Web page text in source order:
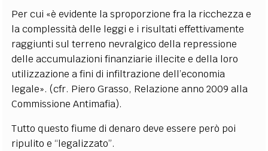
Per cui «è evidente la sproporzione fra la ricchezza e
la complessità delle leggi e i risultati effettivamente
raggiunti sul terreno nevralgico della repressione
delle accumulazioni finanziarie illecite e della loro
utilizzazione a fini di infiltrazione dell’economia
legale». (cfr. Piero Grasso, Relazione anno 2009 alla
Commissione Antimafia).
Tutto questo fiume di denaro deve essere però poi
ripulito e “legalizzato”.